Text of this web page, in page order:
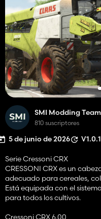
SMI Modding Team
810 suscriptores
5 de junio de 2026
Serie Cressoni CRX
CRESSONI CRX es un
adecuado para cereales,
Está equipada con el
para todos los cultivos.
Cressoni CRX 6.00